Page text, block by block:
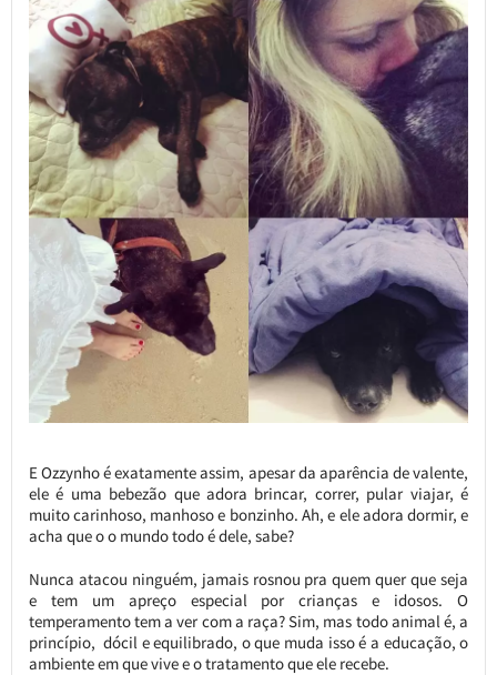
E Ozzynho é exatamente assim, apesar da aparência de valente,
ele é uma bebezão que adora brincar, correr, pular viajar, é
muito carinhoso, manhoso e bonzinho. Ah, e ele adora dormir, e
acha que o o mundo todo é dele, sabe?
Nunca atacou ninguém, jamais rosnou pra quem quer que seja
e tem um apreço especial por crianças e idosos. O
temperamento tem a ver com a raça? Sim, mas todo animal é, a
princípio, dócil e equilibrado, o que muda isso é a educação, o
ambiente em que vive e o tratamento que ele recebe.